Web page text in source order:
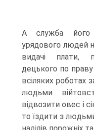
A служба його
урядового людей
видачі плати,
децького по
всіляких роботах
людьми
відвозити овес і
то їздити з